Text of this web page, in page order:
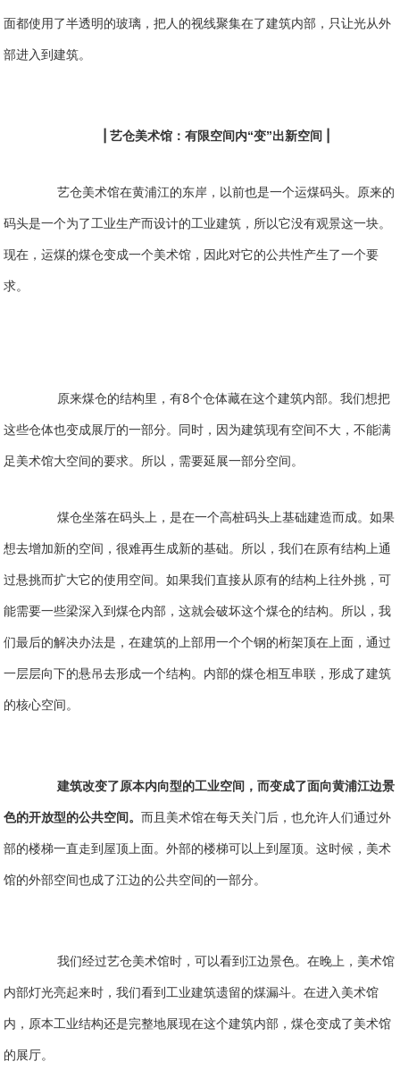
面都使用了半透明的玻璃，把人的视线聚集在了建筑内部，只让光从外
部进入到建筑。
艺仓美术馆：有限空间内“变”出新空间
艺仓美术馆在黄浦江的东岸，以前也是一个运煤码头。原来的
码头是一个为了工业生产而设计的工业建筑，所以它没有观景这一块。
现在，运煤的煤仓变成一个美术馆，因此对它的公共性产生了一个要
求。
原来煤仓的结构里，有8个仓体藏在这个建筑内部。我们想把
这些仓体也变成展厅的一部分。同时，因为建筑现有空间不大，不能满
足美术馆大空间的要求。所以，需要延展一部分空间。
煤仓坐落在码头上，是在一个高桩码头上基础建造而成。如果
想去增加新的空间，很难再生成新的基础。所以，我们在原有结构上通
过悬挑而扩大它的使用空间。如果我们直接从原有的结构上往外挑，可
能需要一些梁深入到煤仓内部，这就会破坏这个煤仓的结构。所以，我
们最后的解决办法是，在建筑的上部用一个个钢的桁架顶在上面，通过
一层层向下的悬吊去形成一个结构。内部的煤仓相互串联，形成了建筑
的核心空间。
建筑改变了原本内向型的工业空间，而变成了面向黄浦江边景
色的开放型的公共空间。而且美术馆在每天关门后，也允许人们通过外
部的楼梯一直走到屋顶上面。外部的楼梯可以上到屋顶。这时候，美术
馆的外部空间也成了江边的公共空间的一部分。
我们经过艺仓美术馆时，可以看到江边景色。在晚上，美术馆
内部灯光亮起来时，我们看到工业建筑遗留的煤漏斗。在进入美术馆
内，原本工业结构还是完整地展现在这个建筑内部，煤仓变成了美术馆
的展厅。